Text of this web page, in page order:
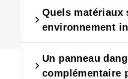
Quels matériaux
environnement
Un panneau
complémentaire